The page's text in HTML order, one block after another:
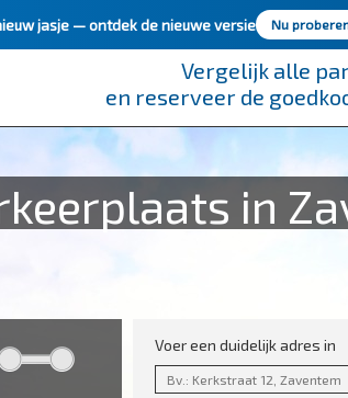
jasje —ontdek de nieuwe versie Nu
Vergelijk alle
en reserveer de
in
Voer een duidelijk adres in